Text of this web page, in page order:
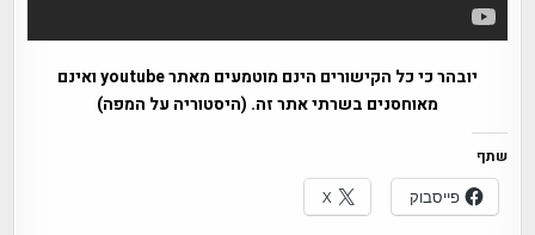
יובהר כי כל הקישורים הינם מוטמעים מאתר youtube ואינם
מאוחסנים בשרתי אתר זה. (היסטוריה על המפה)
שתף
פייסבוק
X